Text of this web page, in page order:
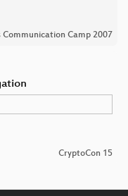
Communication Camp 2007
CryptoCon 15